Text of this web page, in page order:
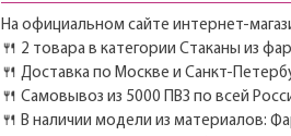
На официальном сайте интернет-
🍴 2 товара в категории Стаканы из
🍴 Доставка по Москве и Санкт-
🍴 Самовывоз из 5000 ПВЗ по всей
🍴 В наличии модели из материалов: